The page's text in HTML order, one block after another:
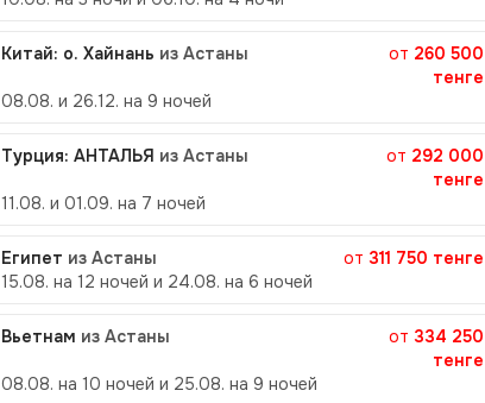
Китай: о. Хайнань из Астаны от 260 500
тенге
08.08. и 26.12. на 9 ночей
Турция: АНТАЛЬЯ из Астаны от 292 000
тенге
11.08. и 01.09. на 7 ночей
Египет из Астаны от 311 750 тенге
15.08. на 12 ночей и 24.08. на 6 ночей
Вьетнам из Астаны от 334 250
тенге
08.08. на 10 ночей и 25.08. на 9 ночей